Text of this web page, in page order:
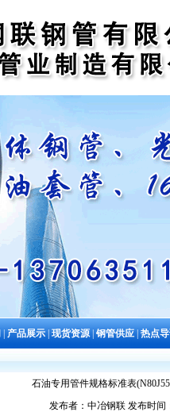
|产品展示|现货资源|钢管供应|热点
石油专用管件规格标准表
发布者：中冶钢联 发布时间